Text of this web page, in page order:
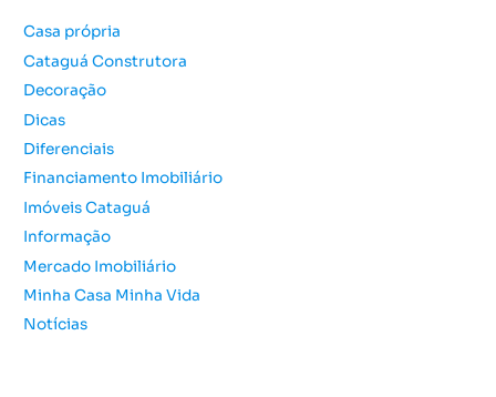
a
r
p
o
r
:
Casa própria
Cataguá Construtora
Decoração
Dicas
Diferenciais
Financiamento Imobiliário
Imóveis Cataguá
Informação
Mercado Imobiliário
Minha Casa Minha Vida
Notícias